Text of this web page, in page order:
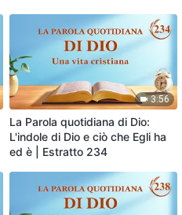
3:56
La Parola quotidiana di Dio:
L'indole di Dio e ciò che Egli ha
ed è | Estratto 234